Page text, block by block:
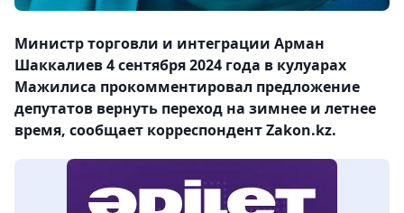
Министр торговли и интеграции Арман
Шаккалиев 4 сентября 2024 года в кулуарах
Мажилиса прокомментировал предложение
депутатов вернуть переход на зимнее и летнее
время, сообщает корреспондент Zakon.kz.